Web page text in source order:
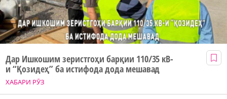
ХАБАРИ РӮЗ
Дар Ишкошим зеристгоҳи барқии 110/35 кВ-
и “Қозидеҳ” ба истифода дода мешавад